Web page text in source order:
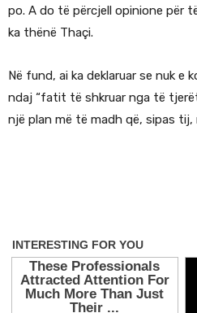
po. A do të përcjell opinione për
ka thënë Thaçi.
Në fund, ai ka deklaruar se nuk e
ndaj “fatit të shkruar nga të
një plan më të madh që, sipas